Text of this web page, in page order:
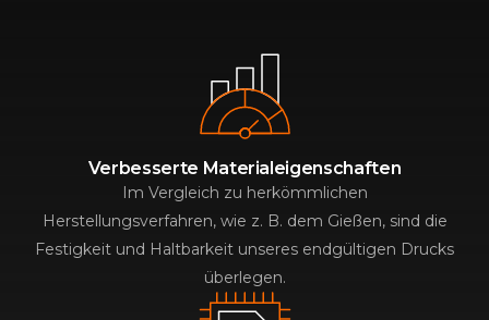
Verbesserte Materialeigenschaften
Im Vergleich zu herkömmlichen
Herstellungsverfahren, wie z. B. dem Gießen, sind die
Festigkeit und Haltbarkeit unseres endgültigen Drucks
überlegen.